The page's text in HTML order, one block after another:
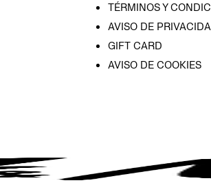
TÉRMINOS Y
AVISO DE
GIFT CARD
AVISO DE COOKIES